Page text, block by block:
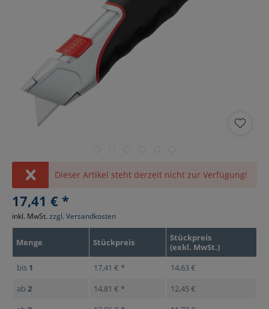
Dieser Artikel steht derzeit nicht zur Verfügung!
17,41 € *
Menge Stückpreis
Stückpreis
(exkl. MwSt.)
bis 1 17,41 € *
14,63 €
ab 2 14,81 € *
12,45 €
inkl. MwSt. zzgl. Versandkosten